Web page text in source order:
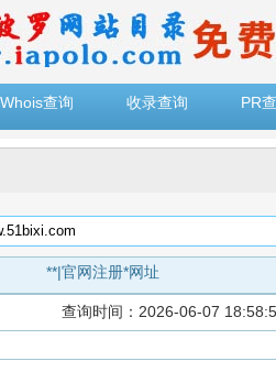
Whois查询 收录查询 PR
**|官网注册*网址
查询时间：2026-06-07